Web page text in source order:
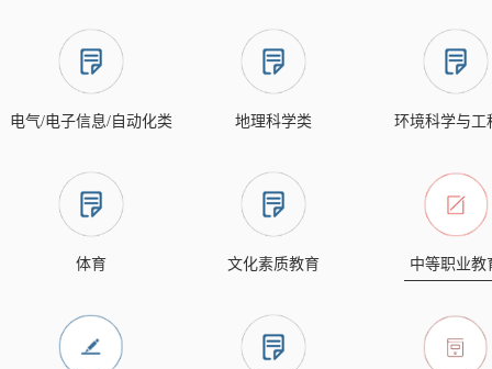
电气/电子信息/自动化类 地理科学类 环境科学与工
体育 文化素质教育 中等职业教